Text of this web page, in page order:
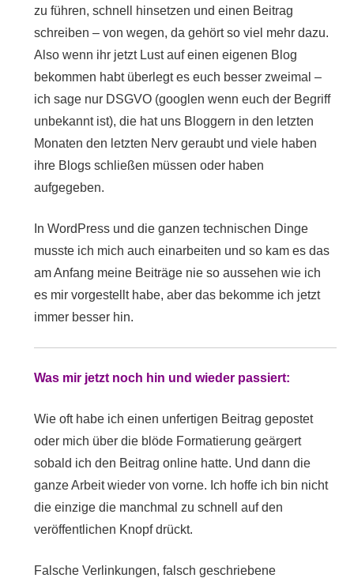
zu führen, schnell hinsetzen und einen Beitrag
schreiben – von wegen, da gehört so viel mehr dazu.
Also wenn ihr jetzt Lust auf einen eigenen Blog
bekommen habt überlegt es euch besser zweimal –
ich sage nur DSGVO (googlen wenn euch der Begriff
unbekannt ist), die hat uns Bloggern in den letzten
Monaten den letzten Nerv geraubt und viele haben
ihre Blogs schließen müssen oder haben
aufgegeben.
In WordPress und die ganzen technischen Dinge
musste ich mich auch einarbeiten und so kam es das
am Anfang meine Beiträge nie so aussehen wie ich
es mir vorgestellt habe, aber das bekomme ich jetzt
immer besser hin.
Was mir jetzt noch hin und wieder passiert:
Wie oft habe ich einen unfertigen Beitrag gepostet
oder mich über die blöde Formatierung geärgert
sobald ich den Beitrag online hatte. Und dann die
ganze Arbeit wieder von vorne. Ich hoffe ich bin nicht
die einzige die manchmal zu schnell auf den
veröffentlichen Knopf drückt.
Falsche Verlinkungen, falsch geschriebene